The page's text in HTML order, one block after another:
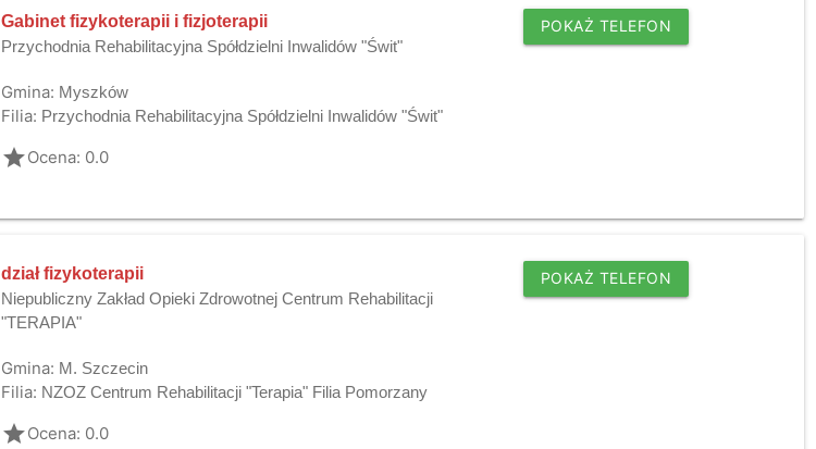
Gabinet fizykoterapii i fizjoterapii
Przychodnia Rehabilitacyjna Spółdzielni Inwalidów "Świt"
POKAŻ TELEFON
Gmina: Myszków
Filia: Przychodnia Rehabilitacyjna Spółdzielni Inwalidów "Świt"
gradeOcena: 0.0
dział fizykoterapii
Niepubliczny Zakład Opieki Zdrowotnej Centrum Rehabilitacji
"TERAPIA"
POKAŻ TELEFON
Gmina: M. Szczecin
Filia: NZOZ Centrum Rehabilitacji "Terapia" Filia Pomorzany
gradeOcena: 0.0